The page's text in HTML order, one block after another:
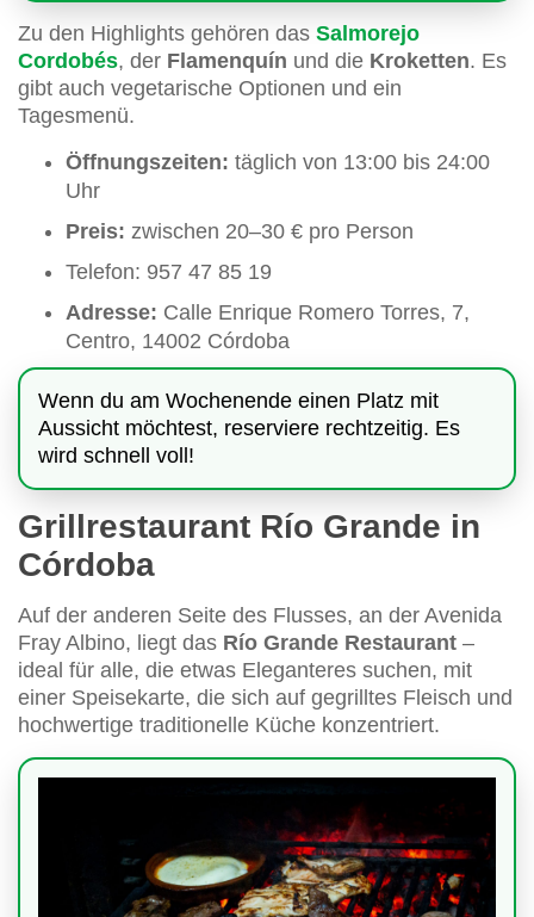
Zu den Highlights gehören das Salmorejo
Cordobés, der Flamenquín und die Kroketten. Es
gibt auch vegetarische Optionen und ein
Tagesmenü.
Öffnungszeiten: täglich von 13:00 bis 24:00
Uhr
Preis: zwischen 20–30 € pro Person
Telefon: 957 47 85 19
Adresse: Calle Enrique Romero Torres, 7,
Centro, 14002 Córdoba
Wenn du am Wochenende einen Platz mit
Aussicht möchtest, reserviere rechtzeitig. Es
wird schnell voll!
Grillrestaurant Río Grande in
Córdoba
Auf der anderen Seite des Flusses, an der Avenida
Fray Albino, liegt das Río Grande Restaurant –
ideal für alle, die etwas Eleganteres suchen, mit
einer Speisekarte, die sich auf gegrilltes Fleisch und
hochwertige traditionelle Küche konzentriert.